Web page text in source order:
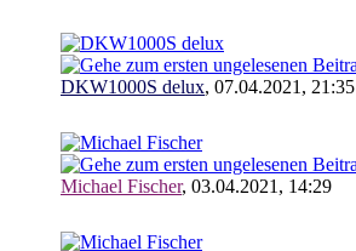
DKW1000S delux, 07.04.2021, 21:35
Michael Fischer, 03.04.2021, 14:29